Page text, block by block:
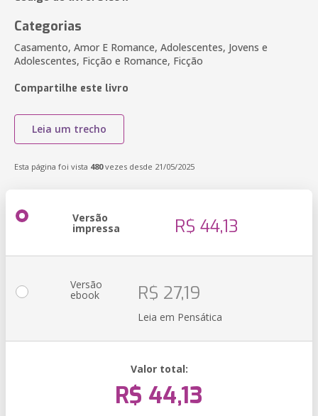
Categorias
Casamento, Amor E Romance, Adolescentes, Jovens e
Adolescentes, Ficção e Romance, Ficção
Compartilhe este livro
Leia um trecho
Esta página foi vista 480vezes desde 21/05/2025
Versão
impressa R$ 44,13
Versão
ebook R$ 27,19
Leia em Pensática
Valor total:
R$ 44,13